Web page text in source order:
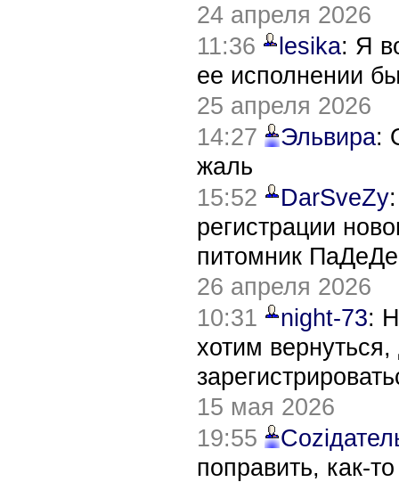
24 апреля 2026
11:36
lesika: Я
ее исполнении
25 апреля 2026
14:27
Эльвира:
жаль
15:52
DarSveZy
регистрации
питомник
26 апреля 2026
10:31
night-73:
хотим
15 мая 2026
19:55
поправить, как-